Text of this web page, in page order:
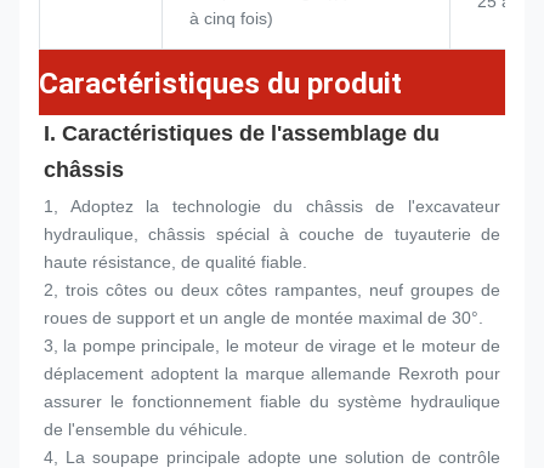
à cinq fois)
Caractéristiques du produit
I. Caractéristiques de l'assemblage du
châssis
1, Adoptez la technologie du châssis de l'excavateur
hydraulique, châssis spécial à couche de tuyauterie de
haute résistance, de qualité fiable.
2, trois côtes ou deux côtes rampantes, neuf groupes de
roues de support et un angle de montée maximal de 30°.
3, la pompe principale, le moteur de virage et le moteur de
déplacement adoptent la marque allemande Rexroth pour
assurer le fonctionnement fiable du système hydraulique
de l'ensemble du véhicule.
4, La soupape principale adopte une solution de contrôle